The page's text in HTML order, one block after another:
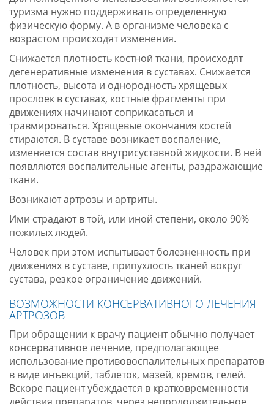
туризма нужно поддерживать определенную
физическую форму. А в организме человека с
возрастом происходят изменения.
Снижается плотность костной ткани, происходят
дегенеративные изменения в суставах. Снижается
плотность, высота и однородность хрящевых
прослоек в суставах, костные фрагменты при
движениях начинают соприкасаться и
травмироваться. Хрящевые окончания костей
стираются. В суставе возникает воспаление,
изменяется состав внутрисуставной жидкости. В ней
появляются воспалительные агенты, раздражающие
ткани.
Возникают артрозы и артриты.
Ими страдают в той, или иной степени, около 90%
пожилых людей.
Человек при этом испытывает болезненность при
движениях в суставе, припухлость тканей вокруг
сустава, резкое ограничение движений.
ВОЗМОЖНОСТИ КОНСЕРВАТИВНОГО ЛЕЧЕНИЯ
АРТРОЗОВ
При обращении к врачу пациент обычно получает
консервативное лечение, предполагающее
использование противовоспалительных препаратов
в виде инъекций, таблеток, мазей, кремов, гелей.
Вскоре пациент убеждается в кратковременности